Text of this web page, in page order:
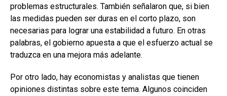
problemas estructurales. También señalaron que, si bien
las medidas pueden ser duras en el corto plazo, son
necesarias para lograr una estabilidad a futuro. En otras
palabras, el gobierno apuesta a que el esfuerzo actual se
traduzca en una mejora más adelante.
Por otro lado, hay economistas y analistas que tienen
opiniones distintas sobre este tema. Algunos coinciden